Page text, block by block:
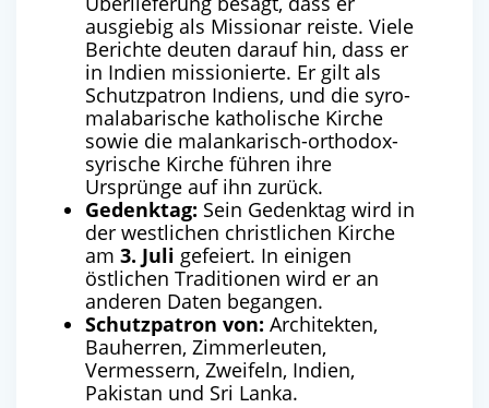
ausgiebig als Missionar reiste. Viele
Berichte deuten darauf hin, dass er
in Indien missionierte. Er gilt als
Schutzpatron Indiens, und die syro-
malabarische katholische Kirche
sowie die malankarisch-orthodox-
syrische Kirche führen ihre
Ursprünge auf ihn zurück.
Gedenktag: Sein Gedenktag wird in
der westlichen christlichen Kirche
am 3. Juli gefeiert. In einigen
östlichen Traditionen wird er an
anderen Daten begangen.
Schutzpatron von: Architekten,
Bauherren, Zimmerleuten,
Vermessern, Zweifeln, Indien,
Pakistan und Sri Lanka.